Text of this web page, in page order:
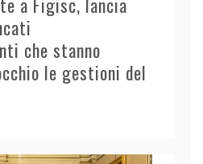
che stanno
le gestioni del